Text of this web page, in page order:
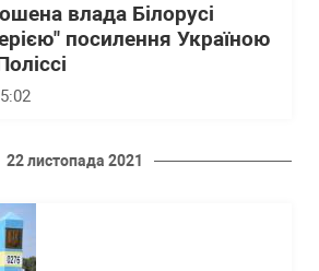
влада Білорусі
посилення Україною
22 листопада 2021